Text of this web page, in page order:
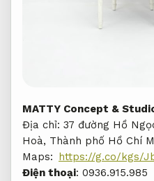
MATTY Concept &
Địa chỉ: 37 đường Hồ
Hoà, Thành phố Hồ Chí
Maps: https://g.co/kgs/
Điện thoại: 0936.915.985